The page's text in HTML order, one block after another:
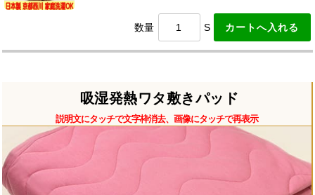
数量 S
吸湿発熱ワタ敷きパッド
説明文にタッチで文字枠消去、画像にタッチで再表示